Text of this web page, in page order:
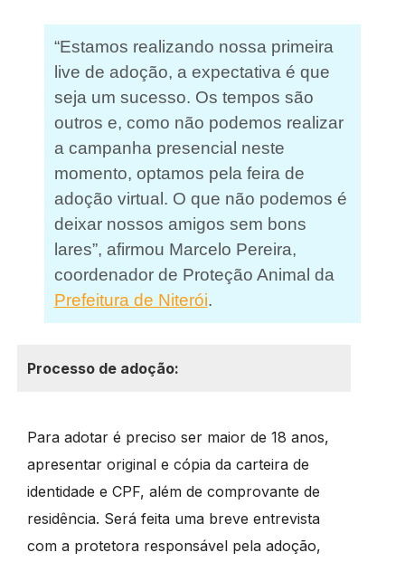
“Estamos realizando nossa primeira
live de adoção, a expectativa é que
seja um sucesso. Os tempos são
outros e, como não podemos realizar
a campanha presencial neste
momento, optamos pela feira de
adoção virtual. O que não podemos é
deixar nossos amigos sem bons
lares”, afirmou Marcelo Pereira,
coordenador de Proteção Animal da
Prefeitura de Niterói.
Processo de adoção:
Para adotar é preciso ser maior de 18 anos,
apresentar original e cópia da carteira de
identidade e CPF, além de comprovante de
residência. Será feita uma breve entrevista
com a protetora responsável pela adoção,